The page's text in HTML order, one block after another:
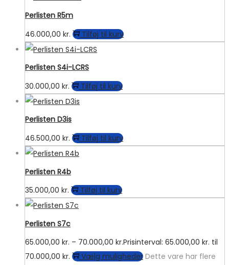
Perlisten R5m
46.000,00 kr. Tilføj til kurv
Perlisten S4i-LCRS
30.000,00 kr. Tilføj til kurv
Perlisten D3is
46.500,00 kr. Tilføj til kurv
Perlisten R4b
35.000,00 kr. Tilføj til kurv
Perlisten S7c
65.000,00 kr. – 70.000,00 kr.Prisinterval: 65.000,00 kr. til
70.000,00 kr.
Vælg muligheder Dette vare har flere